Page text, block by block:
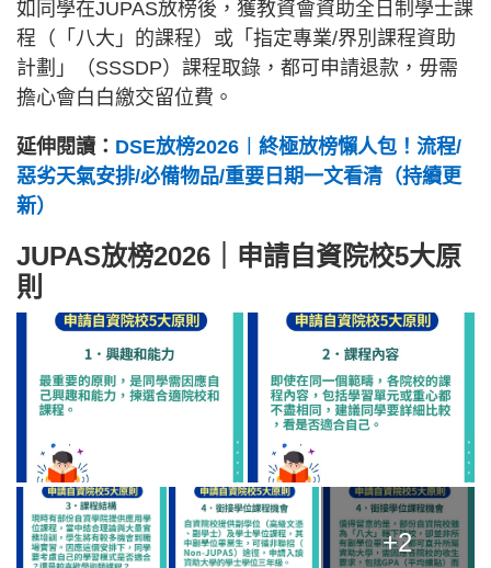
如同學在JUPAS放榜後，獲教資會資助全日制學士課
程（「八大」的課程）或「指定專業/界別課程資助
計劃」（SSSDP）課程取錄，都可申請退款，毋需
擔心會白白繳交留位費。
延伸閱讀： DSE放榜2026︱終極放榜懶人包！流程/
惡劣天氣安排/必備物品/重要日期一文看清（持續更
新）
JUPAS放榜2026｜申請自資院校5大原
則
+2